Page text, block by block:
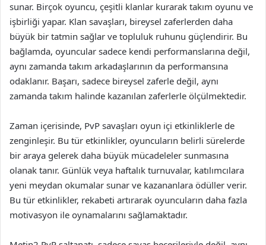
sunar. Birçok oyuncu, çeşitli klanlar kurarak takım oyunu ve
işbirliği yapar. Klan savaşları, bireysel zaferlerden daha
büyük bir tatmin sağlar ve topluluk ruhunu güçlendirir. Bu
bağlamda, oyuncular sadece kendi performanslarına değil,
aynı zamanda takım arkadaşlarının da performansına
odaklanır. Başarı, sadece bireysel zaferle değil, aynı
zamanda takım halinde kazanılan zaferlerle ölçülmektedir.
Zaman içerisinde, PvP savaşları oyun içi etkinliklerle de
zenginleşir. Bu tür etkinlikler, oyuncuların belirli sürelerde
bir araya gelerek daha büyük mücadeleler sunmasına
olanak tanır. Günlük veya haftalık turnuvalar, katılımcılara
yeni meydan okumalar sunar ve kazananlara ödüller verir.
Bu tür etkinlikler, rekabeti artırarak oyuncuların daha fazla
motivasyon ile oynamalarını sağlamaktadır.